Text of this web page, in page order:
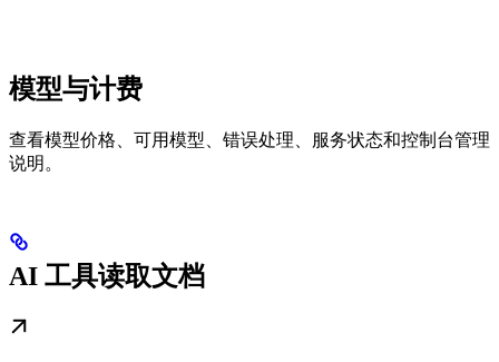
模型与计费
查看模型价格、可用模型、错误处理、服务状态和控制台管理
说明。
AI 工具读取文档